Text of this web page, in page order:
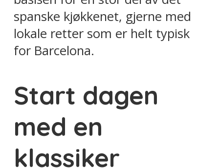
spanske kjøkkenet, gjerne med
lokale retter som er helt typisk
for Barcelona.
Start dagen
med en
klassiker